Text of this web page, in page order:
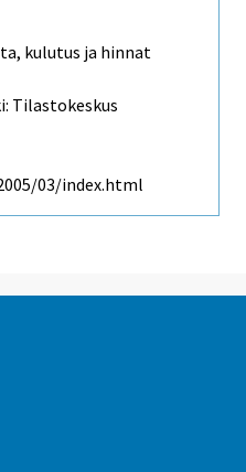
kulutus ja hinnat
Tilastokeskus
03/index.html